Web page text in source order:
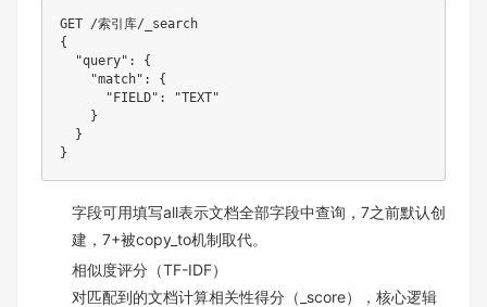
GET /索引库/_search
{
  "query": {
    "match": {
      "FIELD": "TEXT"
    }
  }
字段可用填写all表示文档全部字段中查询，7之前默认创
建，7+被copy_to机制取代。
相似度评分（TF-IDF）
对匹配到的文档计算相关性得分（_score），核心逻辑